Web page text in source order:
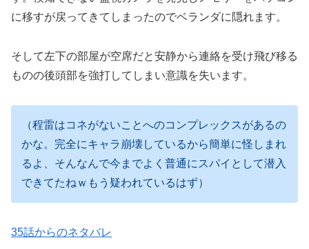
に移すが戻ってきてしまったのでベランダに隠れます。
そして左下の部屋が空席だと安静から連絡を受け飛び移る
ものの後頭部を強打してしまい意識を失います。
（程雷はコネがないことへのコンプレックスがあるの
かな。完全にキャラ崩壊しているから簡単に怪しまれ
るよ、そんなんで今までよく普通にスパイとして潜入
できてたねｗもう疑われているはず）
35話からのネタバレ